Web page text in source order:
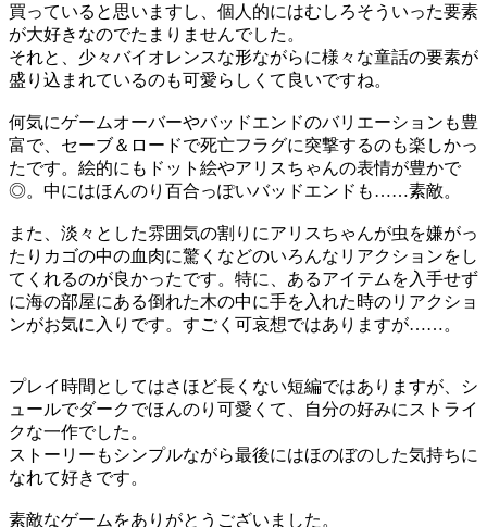
買っていると思いますし、個人的にはむしろそういった要素
が大好きなのでたまりませんでした。
それと、少々バイオレンスな形ながらに様々な童話の要素が
盛り込まれているのも可愛らしくて良いですね。
何気にゲームオーバーやバッドエンドのバリエーションも豊
富で、セーブ＆ロードで死亡フラグに突撃するのも楽しかっ
たです。絵的にもドット絵やアリスちゃんの表情が豊かで
◎。中にはほんのり百合っぽいバッドエンドも……素敵。
また、淡々とした雰囲気の割りにアリスちゃんが虫を嫌がっ
たりカゴの中の血肉に驚くなどのいろんなリアクションをし
てくれるのが良かったです。特に、あるアイテムを入手せず
に海の部屋にある倒れた木の中に手を入れた時のリアクショ
ンがお気に入りです。すごく可哀想ではありますが……。
プレイ時間としてはさほど長くない短編ではありますが、シ
ュールでダークでほんのり可愛くて、自分の好みにストライ
クな一作でした。
ストーリーもシンプルながら最後にはほのぼのした気持ちに
なれて好きです。
素敵なゲームをありがとうございました。